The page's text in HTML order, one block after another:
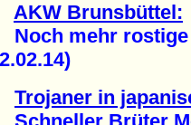
AKW Brunsbüttel:
mehr rostige
Trojaner in